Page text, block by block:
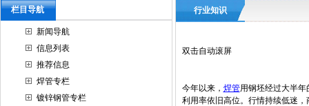
栏目导航
新闻导航
信息列表
推荐信息
焊管专栏
镀锌钢管专栏
行业知识
双击自动滚屏
今年以来， 焊管用钢坯经过大半年
利用率依旧高位。行情持续低迷